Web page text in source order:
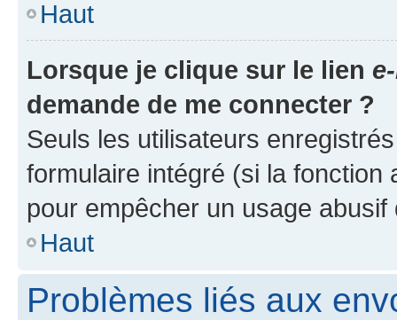
Haut
Lorsque je clique sur le lien
demande de me connecter ?
Seuls les utilisateurs
formulaire intégré (si la fonction
pour empêcher un usage
Haut
Problèmes liés aux